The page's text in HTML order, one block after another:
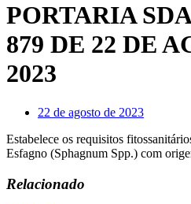
PORTARIA
879 DE 22 DE
2023
22 de agosto de 2023
Estabelece os requisitos
Esfagno (Sphagnum Spp.) com
Relacionado